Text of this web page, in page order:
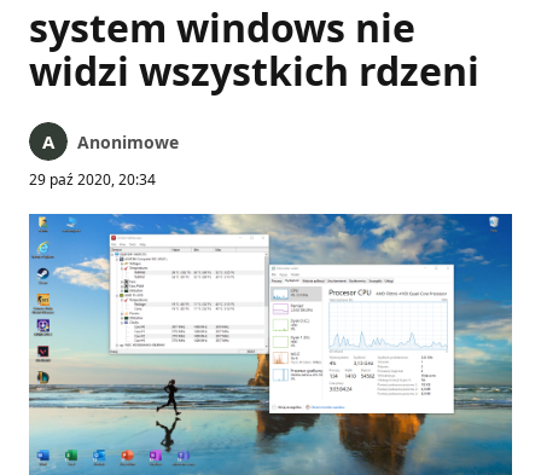
system windows nie
widzi wszystkich rdzeni
Anonimowe
29 paź 2020, 20:34